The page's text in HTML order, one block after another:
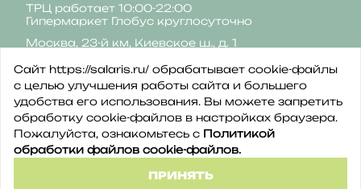
ТРЦ работает 10:00-22:00
Гипермаркет Глобус круглосуточно
Москва, 23-й км, Киевское ш., д. 1
Политика конфиденциальности
Политика обработки файлов cookie
©2026 ТРЦ Саларис
Сайт https://salaris.ru/ обрабатывает cookie-файлы
с целью улучшения работы сайта и большего
удобства его использования. Вы можете запретить
обработку сookie-файлов в настройках браузера.
Пожалуйста, ознакомьтесь с Политикой
обработки файлов cookie-файлов.
ПРИНЯТЬ